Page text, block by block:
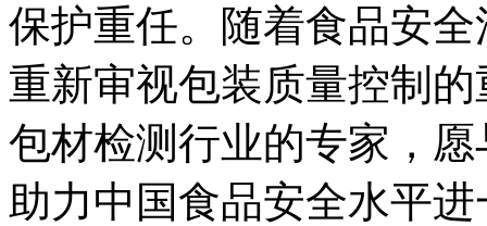
保护重任。随着食品安
重新审视包装质量控制
包材检测行业的专家，
助力中国食品安全水平